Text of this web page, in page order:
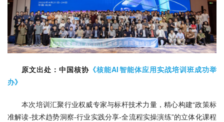
原文出处：中国核协 《核能AI智能体应用实战培训班成功举
办》
本次培训汇聚行业权威专家与标杆技术力量，精心构建“政策标
准解读-技术趋势洞察-行业实践分享-全流程实操演练”的立体化课程